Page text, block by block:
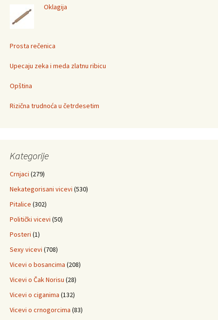
Oklagija
Prosta rečenica
Upecaju zeka i meda zlatnu ribicu
Opština
Rizična trudnoća u četrdesetim
Kategorije
Crnjaci (279)
Nekategorisani vicevi (530)
Pitalice (302)
Politički vicevi (50)
Posteri (1)
Sexy vicevi (708)
Vicevi o bosancima (208)
Vicevi o Čak Norisu (28)
Vicevi o ciganima (132)
Vicevi o crnogorcima (83)